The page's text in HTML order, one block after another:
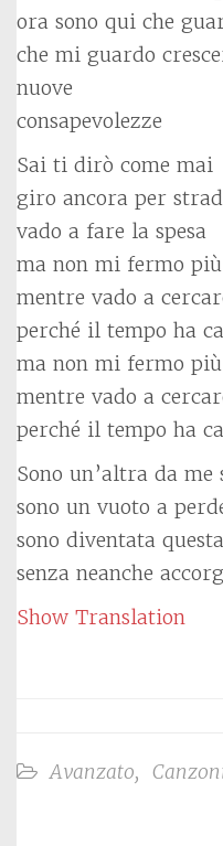
ora sono qui che
che mi guardo
nuove
consapevolezze
Sai ti dirò come mai
giro ancora per
vado a fare la spesa
ma non mi fermo più
mentre vado a
perché il tempo ha
ma non mi fermo più
mentre vado a
perché il tempo ha
Sono un’altra da me
sono un vuoto a
sono diventata questa
senza neanche
Show Translation
Avanzato,